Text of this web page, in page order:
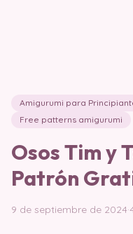
Amigurumi para
Free patterns amigurumi
Osos Tim y
Patrón
9 de septiembre de 2024·